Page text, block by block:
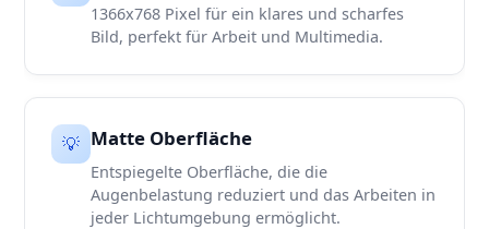
1366x768 Pixel für ein klares und scharfes
Bild, perfekt für Arbeit und Multimedia.
💡 Matte Oberfläche
Entspiegelte Oberfläche, die die
Augenbelastung reduziert und das Arbeiten in
jeder Lichtumgebung ermöglicht.